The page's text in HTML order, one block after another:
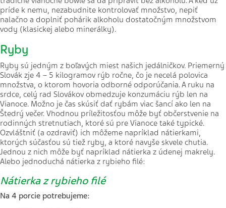
príde k nemu, nezabudnite kontrolovať množstvo, nepiť
nalačno a doplniť pohárik alkoholu dostatočným množstvom
vody (klasickej alebo minerálky).
Ryby
Ryby sú jedným z boľavých miest našich jedálničkov. Priemerný
Slovák zje 4 – 5 kilogramov rýb ročne, čo je necelá polovica
množstva, o ktorom hovoria odborné odporúčania. A ruku na
srdce, celý rad Slovákov obmedzuje konzumáciu rýb len na
Vianoce. Možno je čas skúsiť dať rybám viac šancí ako len na
Štedrý večer. Vhodnou príležitosťou môže byť občerstvenie na
rodinných stretnutiach, ktoré sú pre Vianoce také typické.
Ozvláštniť (a ozdraviť) ich môžeme napríklad nátierkami,
ktorých súčasťou sú tiež ryby, a ktoré navyše skvele chutia.
Jednou z nich môže byť napríklad nátierka z údenej makrely.
Alebo jednoduchá nátierka z rybieho filé:
Nátierka z rybieho filé
Na 4 porcie potrebujeme: